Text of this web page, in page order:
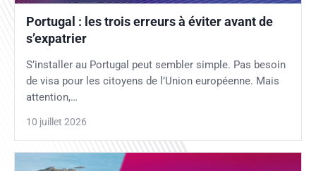
Portugal : les trois erreurs à éviter avant de
s’expatrier
S’installer au Portugal peut sembler simple. Pas besoin
de visa pour les citoyens de l’Union européenne. Mais
attention,…
10 juillet 2026